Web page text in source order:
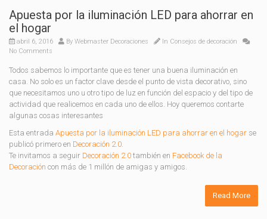
Apuesta por la iluminación LED para ahorrar en
el hogar
abril 6, 2016 By Webmaster Decoraciones In Consejos de decoración
No Comments
Todos sabemos lo importante que es tener una buena iluminación en
casa. No solo es un factor clave desde el punto de vista decorativo, sino
que necesitamos uno u otro tipo de luz en función del espacio y del tipo de
actividad que realicemos en cada uno de ellos. Hoy queremos contarte
algunas cosas interesantes
Esta entrada Apuesta por la iluminación LED para ahorrar en el hogar se
publicó primero en Decoración 2.0.
Te invitamos a seguir Decoración 2.0 también en Facebook de la
Decoración con más de 1 millón de amigas y amigos.
Read More